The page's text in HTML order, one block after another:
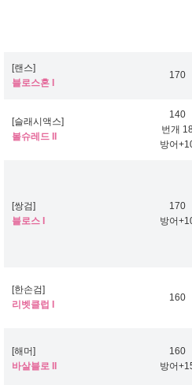
[랜스]
블로스혼 I
170
[슬래시액스]
볼슈레드 II
140
번개
방어
[쌍검]
블로스 I
170
방어
[한손검]
리벳클럽 I
160
[해머]
바살블로 II
160
방어